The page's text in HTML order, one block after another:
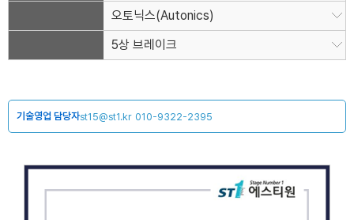
오토닉스(Autonics)
5상 브레이크
기술영업 담당자st15@st1.kr 010-9322-2395